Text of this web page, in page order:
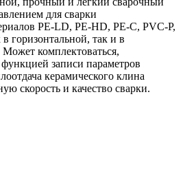
для сварки
PE-LD, PE-HD, PE-C, PVC-P,
горизонтальной, так и в
комплектоваться,
записи параметров
керамического клина
скорость и качество сварки.